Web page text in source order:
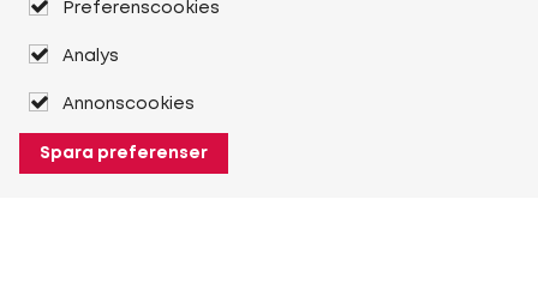
Preferenscookies
Analys
Annonscookies
Spara preferenser